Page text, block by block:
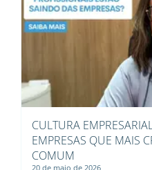
CULTURA
EMPRESAS QUE MAIS
COMUM
20 de maio de 2026